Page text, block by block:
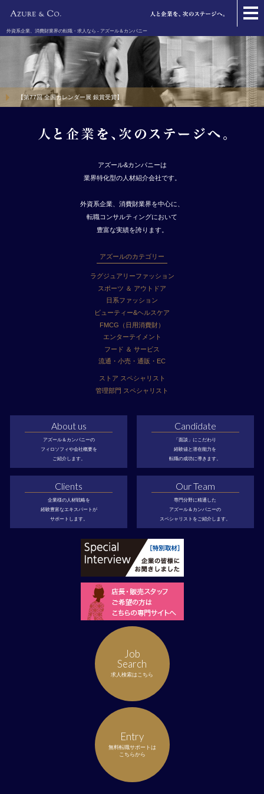
外資系企業、消費財業界の転職・求人なら - アズール＆カンパニー
【第77回 全国カレンダー展 銀賞受賞】
アズール&カンパニーは
業界特化型の人材紹介会社です。
外資系企業、消費財業界を中心に、
転職コンサルティングにおいて
豊富な実績を誇ります。
アズールのカテゴリー
ラグジュアリーファッション
スポーツ ＆ アウトドア
日系ファッション
ビューティー&ヘルスケア
FMCG（日用消費財）
エンターテイメント
フード ＆ サービス
流通・小売・通販・EC
ストア スペシャリスト
管理部門 スペシャリスト
About us
アズール＆カンパニーの
フィロソフィや会社概要を
ご紹介します。
Candidate
「面談」にこだわり
経験値と潜在能力を
転職の成功に導きます。
Clients
企業様の人材戦略を
経験豊富なエキスパートが
サポートします。
Our Team
専門分野に精通した
アズール＆カンパニーの
スペシャリストをご紹介します。
Job
Search
求人検索はこちら
Entry
無料転職サポートは
こちらから